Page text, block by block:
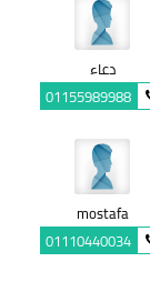
دعاء
01155989988
mostafa
01110440034